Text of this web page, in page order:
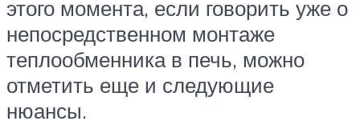
этого момента, если говорить уже о
непосредственном монтаже
теплообменника в печь, можно
отметить еще и следующие
нюансы.